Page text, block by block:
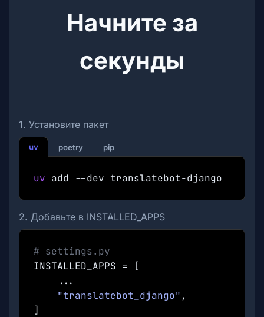
Начните за
секунды
1. Установите пакет
uv poetry pip
uv add --dev translatebot-django
2. Добавьте в INSTALLED_APPS
# settings.py
INSTALLED_APPS = [
...
"translatebot_django" ,
]